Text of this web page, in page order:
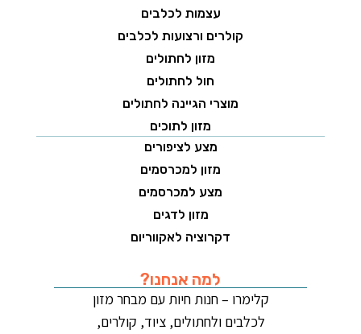
עצמות לכלבים
קולרים ורצועות לכלבים
מזון לחתולים
חול לחתולים
מוצרי הגיינה לחתולים
מזון לתוכים
מצע לציפורים
מזון למכרסמים
מצע למכרסמים
מזון לדגים
דקרוציה לאקווריום
למה אנחנו?
קלימרו – חנות חיות עם מבחר מזון
לכלבים ולחתולים, ציוד, קולרים,